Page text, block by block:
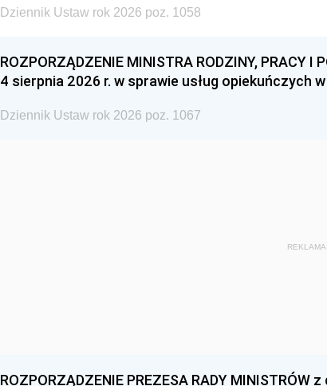
Dziennik Ustaw rok 2026 poz. 1058
ROZPORZĄDZENIE MINISTRA RODZINY, PRACY I
4 sierpnia 2026 r. w sprawie usług opiekuńczych
Dziennik Ustaw rok 2026 poz. 1067
REKLAMA
ROZPORZĄDZENIE PREZESA RADY MINISTRÓW